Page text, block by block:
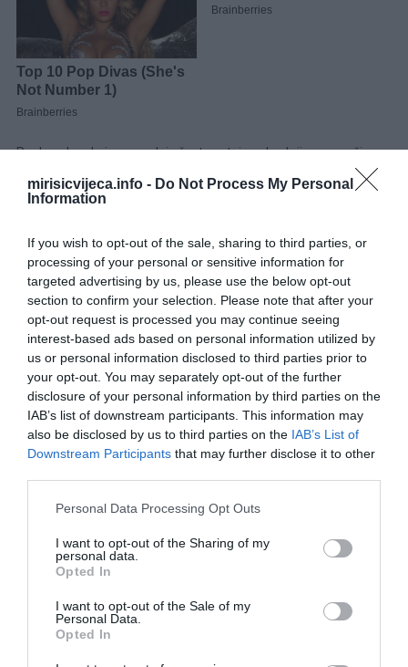
mirisicvijeca.info - Do Not Process My Personal
Information
If you wish to opt-out of the sale, sharing to third parties, or
processing of your personal or sensitive information for
targeted advertising by us, please use the below opt-out
section to confirm your selection. Please note that after your
opt-out request is processed you may continue seeing
interest-based ads based on personal information utilized by
us or personal information disclosed to third parties prior to
your opt-out. You may separately opt-out of the further
disclosure of your personal information by third parties on the
IAB’s list of downstream participants. This information may
also be disclosed by us to third parties on the IAB’s List of
Downstream Participants that may further disclose it to other
Please note that this website/app uses one or more Google
not limited to your visit or usage behaviour. You may click to
grant or deny consent to Google and its third-party tags to
use your data for below specified purposes in below Google
consent section.
Personal Data Processing Opt Outs
I want to opt-out of the Sharing of my
personal data.
Opted In
I want to opt-out of the Sale of my
Personal Data.
Opted In
Razlog zbog kojeg paradajz često ostaje zelen krije se u načinu
na koji biljka raspoređuje energiju. Ponekad više hranljivih
materija odlazi na rast listova nego na sazrijevanje plodova.
može usporiti proizvodnju likopena – pigmenta zaslužnog za
crvenu boju paradajza. Bez njega plodovi ostaju zeleni i tvrdi.
Banana oslobađa etilen, koji biljci šalje signal da je vrijeme za
završnu fazu sazrijevanja.
Dodatni savjet je da uklonite donje požutjele listove sa stabljike
kako bi sunčeva svjetlost direktno dopirala do plodova. Više
svjetlosti može pomoći paradajzu da razvije bolji okus i prirodnu
slatkoću.
Ako želite ubrzati sazrijevanje direktno na biljci, možete iskoristiti
i papirnu kesu. Oko grozda koji sporo mijenja boju stavite papirnu
ostavite dva dana kako bi se etilen zadržavao oko plodova.
ne držite na direktnom suncu, jer će omekšati prije nego što sazri.
Umjesto toga, stavite plodove u kartonsku kutiju zajedno sa